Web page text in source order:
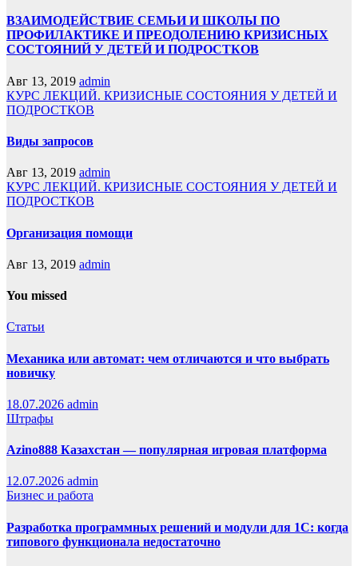
ВЗАИМОДЕЙСТВИЕ СЕМЬИ И ШКОЛЫ ПО
ПРОФИЛАКТИКЕ И ПРЕОДОЛЕНИЮ КРИЗИСНЫХ
СОСТОЯНИЙ У ДЕТЕЙ И ПОДРОСТКОВ
Авг 13, 2019 admin
КУРС ЛЕКЦИЙ. КРИЗИСНЫЕ СОСТОЯНИЯ У ДЕТЕЙ И
ПОДРОСТКОВ
Виды запросов
Авг 13, 2019 admin
КУРС ЛЕКЦИЙ. КРИЗИСНЫЕ СОСТОЯНИЯ У ДЕТЕЙ И
ПОДРОСТКОВ
Организация помощи
Авг 13, 2019 admin
You missed
Статьи
Механика или автомат: чем отличаются и что выбрать
новичку
18.07.2026 admin
Штрафы
Azino888 Казахстан — популярная игровая платформа
12.07.2026 admin
Бизнес и работа
Разработка программных решений и модули для 1С: когда
типового функционала недостаточно